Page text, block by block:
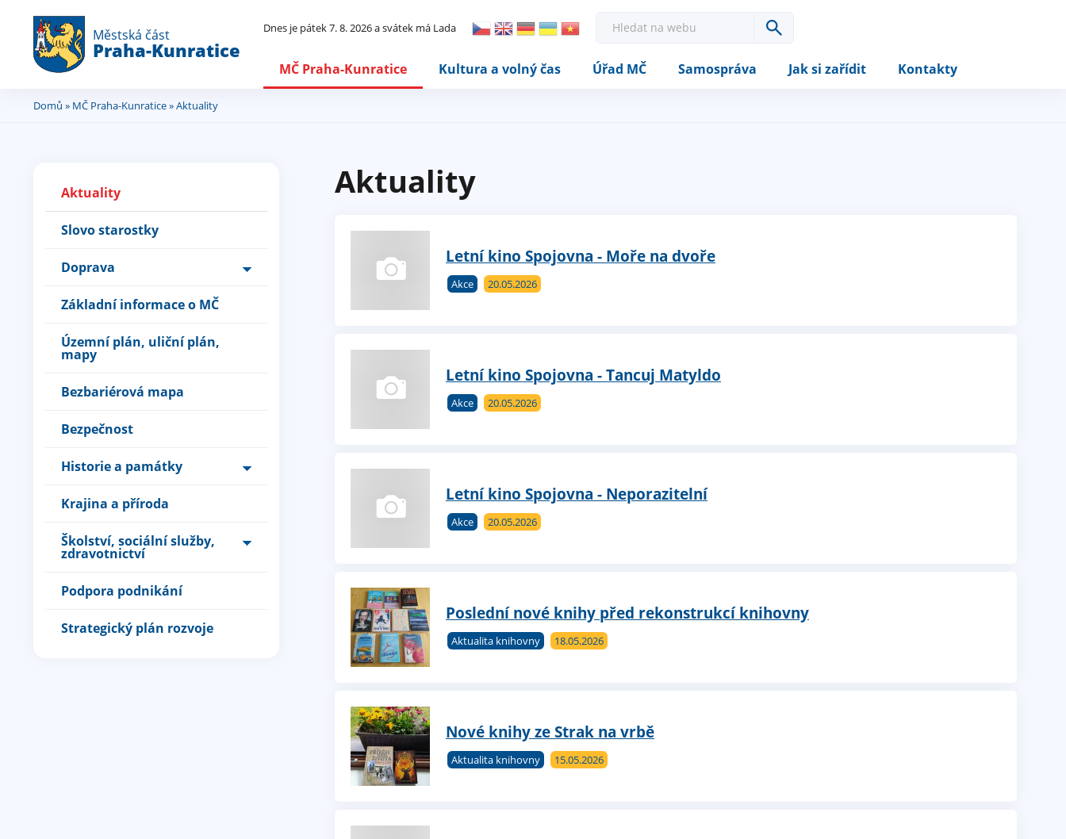
Městská část
Praha-Kunratice
Dnes je pátek 7. 8. 2026 a svátek má Lada
a
MČ Praha-Kunratice Kultura a volný čas Úřad MČ Samospráva Jak si zařídit Kontakty
JsteDomů » MČ Praha-Kunratice» Aktuality
Aktuality
Slovo starostky
Doprava
Základní informace o MČ
Územní plán, uliční plán,
mapy
Bezbariérová mapa
Bezpečnost
Historie a památky
Krajina a příroda
Školství, sociální služby,
zdravotnictví
Podpora podnikání
Strategický plán rozvoje
Aktuality
Letní kino Spojovna - Moře na dvoře
Akce 20.05.2026
Letní kino Spojovna - Tancuj Matyldo
Akce 20.05.2026
Letní kino Spojovna - Neporazitelní
Akce 20.05.2026
Poslední nové knihy před rekonstrukcí knihovny
Aktualita knihovny 18.05.2026
Nové knihy ze Strak na vrbě
Aktualita knihovny 15.05.2026